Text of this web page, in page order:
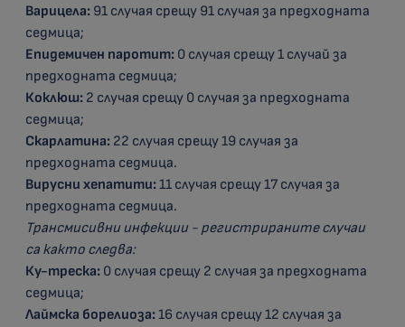
Варицела: 91 случая срещу 91 случая за предходната
седмица;
Епидемичен паротит: 0 случая срещу 1 случай за
предходната седмица;
Коклюш: 2 случая срещу 0 случая за предходната
седмица;
Скарлатина: 22 случая срещу 19 случая за
предходната седмица.
Вирусни хепатити:11 случая срещу 17 случая за
предходната седмица.
Трансмисивни инфекции - регистрираните случаи
са както следва:
Ку-треска: 0 случая срещу 2 случая за предходната
седмица;
Лаймска борелиоза:16 случая срещу 12 случая за